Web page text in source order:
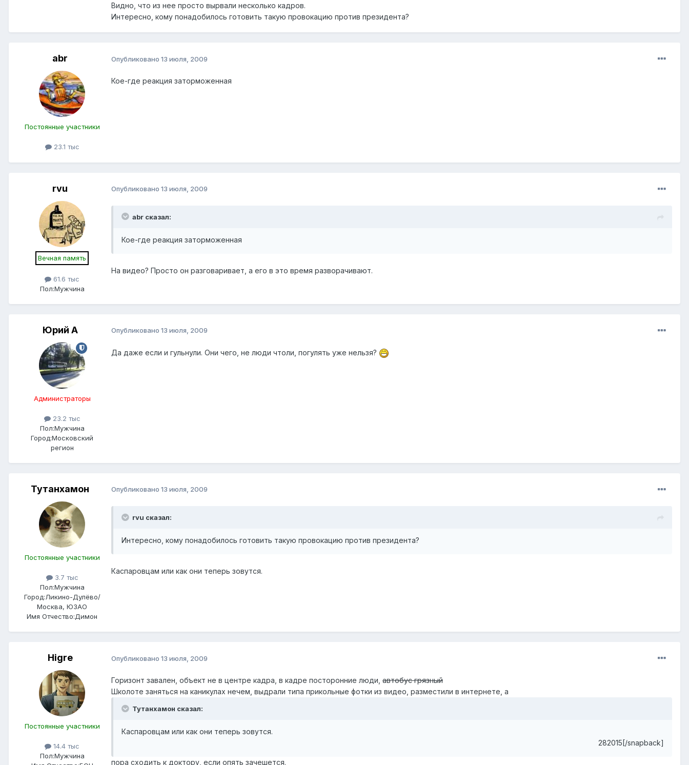
Видно, что из нее просто вырвали несколько кадров.
Интересно, кому понадобилось готовить такую провокацию против президента?
abr
Постоянные участники
23.1 тыс
Опубликовано 13 июля, 2009
Кое-где реакция заторможенная
rvu
Вечная память
61.6 тыс
Пол:Мужчина
Опубликовано 13 июля, 2009
abr сказал:
Кое-где реакция заторможенная
На видео? Просто он разговаривает, а его в это время разворачивают.
Юрий А
Администраторы
23.2 тыс
Пол:Мужчина
Город:Московский
регион
Опубликовано 13 июля, 2009
Да даже если и гульнули. Они чего, не люди чтоли, погулять уже нельзя?
Тутанхамон
Постоянные участники
3.7 тыс
Пол:Мужчина
Город:Ликино-Дулёво/
Москва, ЮЗАО
Имя Отчество:Димон
Опубликовано 13 июля, 2009
rvu сказал:
Интересно, кому понадобилось готовить такую провокацию против президента?
Каспаровцам или как они теперь зовутся.
Higre
Постоянные участники
14.4 тыс
Пол:Мужчина
Опубликовано 13 июля, 2009
Горизонт завален, объект не в центре кадра, в кадре посторонние люди, автобус грязный
Школоте заняться на каникулах нечем, выдрали типа прикольные фотки из видео, разместили в интернете, а
Тутанхамон сказал:
Каспаровцам или как они теперь зовутся.
282015[/snapback]
пора сходить к доктору, если опять зачешется.